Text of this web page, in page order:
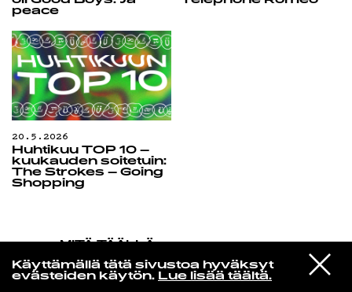
Käyttämällä tätä sivustoa hyväksyt
evästeiden käytön. Lue lisää täältä.
VIESTI
STUDIOON
MITÄ TÄÄLLÄ
Blur
Country Sad Ballad Man
peace
20.5.2026
Huhtikuu TOP 10 –
kuukauden soitetuin:
The Strokes – Going
Shopping